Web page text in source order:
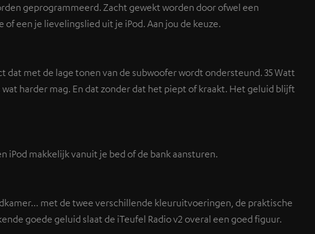
geprogrammeerd. Zacht gewekt worden door ofwel een
een je lievelingslied uit je iPod. Aan jou de keuze.
met de lage tonen van de subwoofer wordt ondersteund. 35 Watt
harder mag. En dat zonder dat het piept of kraakt. Het geluid blijft
iPod makkelijk vanuit je bed of de bank aansturen.
met de twee verschillende kleuruitvoeringen, de praktische
goede geluid slaat de iTeufel Radio v2 overal een goed figuur.